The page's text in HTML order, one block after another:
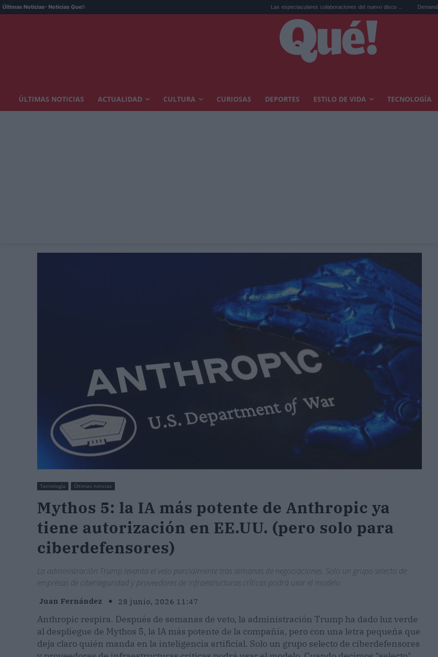
Últimas Noticias- Noticias Que!: Las espectaculares colaboraciones del nuevo disco ... Demandan a Kanye
ÚLTIMAS NOTICIAS ACTUALIDAD CULTURA CURIOSAS DEPORTES ESTILO DE VIDA TECNOLOGÍA
Tecnología Últimas noticias
Mythos 5: la IA más potente de Anthropic ya
tiene autorización en EE.UU. (pero solo para
ciberdefensores)
La administración Trump levanta el veto parcialmente tras semanas de negociaciones. Solo un grupo selecto de
empresas de ciberseguridad y proveedores de infraestructuras críticas podrá usar el modelo.
Juan Fernández 28 junio, 2026 11:47
Anthropic respira. Después de semanas de veto, la administración Trump ha dado luz verde
al despliegue de Mythos 5, la IA más potente de la compañía, pero con una letra pequeña que
deja claro quién manda en la inteligencia artificial. Solo un grupo selecto de ciberdefensores